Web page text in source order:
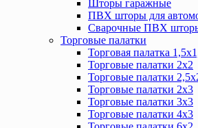
Шторы гаражные
ПВХ шторы для
Сварочные ПВХ
Торговые палатки
Торговая палатка
Торговые палатки 2х2
Торговые палатки
Торговые палатки 2х3
Торговые палатки 3х3
Торговые палатки 4х3